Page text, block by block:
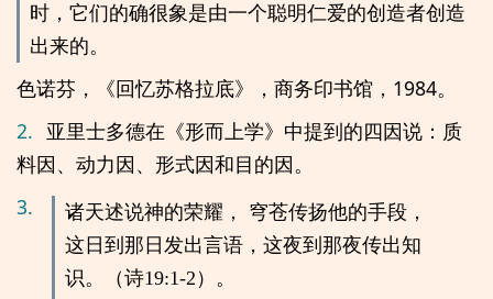
时，它们的确很象是由一个聪明仁爱的创造者创造
出来的。
色诺芬，《回忆苏格拉底》，商务印书馆，1984。
2. 亚里士多德在《形而上学》中提到的四因说：质
料因、动力因、形式因和目的因。
3.
诸天述说神的荣耀， 穹苍传扬他的手段，
这日到那日发出言语，这夜到那夜传出知
识。（诗19:1-2）。